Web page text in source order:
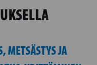
METSÄSTYS JA